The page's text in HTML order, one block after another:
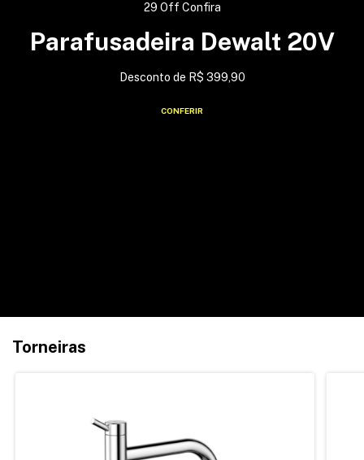
29 Off Confira
Parafusadeira Dewalt 20V
Desconto de R$ 399,90
CONFERIR
Torneiras